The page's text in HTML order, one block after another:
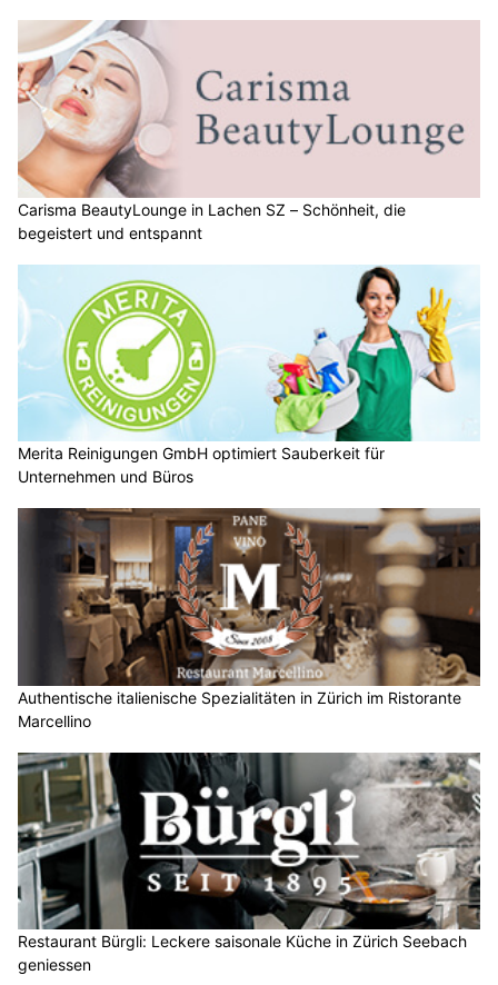
Carisma BeautyLounge in Lachen SZ – Schönheit, die
begeistert und entspannt
Merita Reinigungen GmbH optimiert Sauberkeit für
Unternehmen und Büros
Authentische italienische Spezialitäten in Zürich im Ristorante
Marcellino
Restaurant Bürgli: Leckere saisonale Küche in Zürich Seebach
geniessen